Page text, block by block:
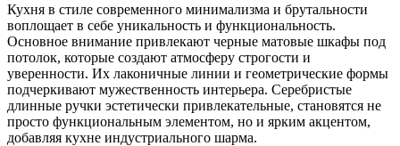
Кухня в стиле современного минимализма и брутальности
воплощает в себе уникальность и функциональность.
Основное внимание привлекают черные матовые шкафы под
потолок, которые создают атмосферу строгости и
уверенности. Их лаконичные линии и геометрические формы
подчеркивают мужественность интерьера. Серебристые
длинные ручки эстетически привлекательные, становятся не
просто функциональным элементом, но и ярким акцентом,
добавляя кухне индустриального шарма.